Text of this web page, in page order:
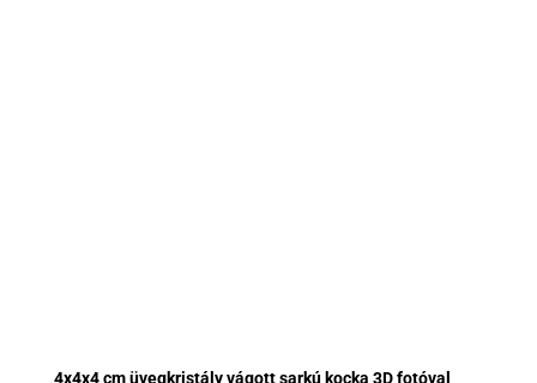
4x4x4 cm üvegkristály vágott sarkú kocka 3D fotóval